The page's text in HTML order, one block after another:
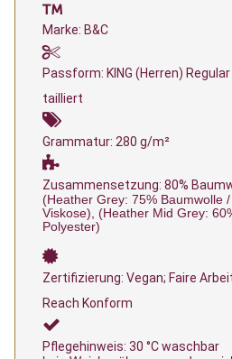
Marke: B&C
Passform: KING (Herren) Regular
tailliert
Grammatur: 280 g/m²
Zusammensetzung: 80%
(Heather Grey: 75% Baumwolle
Viskose), (Heather Mid Grey:
Polyester)
Zertifizierung: Vegan; Faire
Reach Konform
Pflegehinweis: 30 °C waschbar